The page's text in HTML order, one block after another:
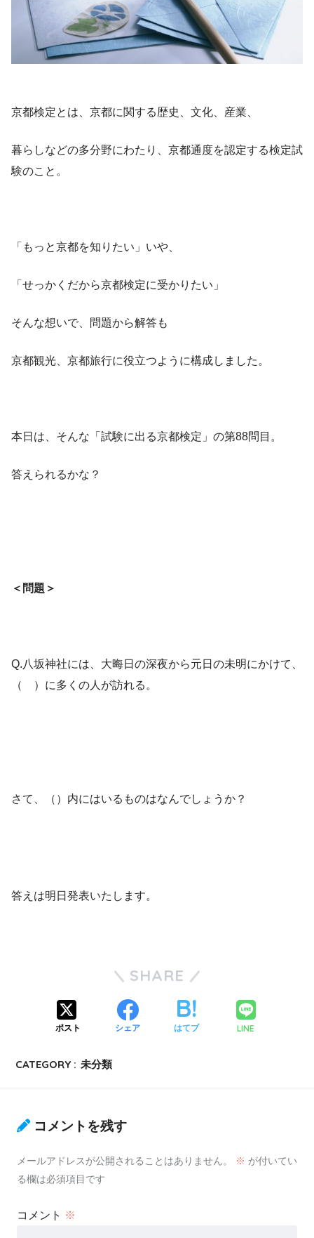
京都検定とは、京都に関する歴史、文化、産業、
暮らしなどの多分野にわたり、京都通度を認定する検定試
験のこと。
「もっと京都を知りたい」いや、
「せっかくだから京都検定に受かりたい」
そんな想いで、問題から解答も
京都観光、京都旅行に役立つように構成しました。
本日は、そんな「試験に出る京都検定」の第88問目。
答えられるかな？
＜問題＞
Q.八坂神社には、大晦日の深夜から元日の未明にかけて、
（ ）に多くの人が訪れる。
さて、（）内にはいるものはなんでしょうか？
答えは明日発表いたします。
SHARE
ポスト シェア はてブ LINE
CATEGORY : 未分類
コメントを残す
メールアドレスが公開されることはありません。 ※ が付いてい
る欄は必須項目です
コメント ※